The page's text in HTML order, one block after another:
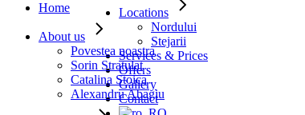
Locations
Nordului
Stejarii
Services & Prices
Offers
Gallery
Contact
Home
About us
Povestea noastra
Sorin Stratulat
Catalina Stoica
Alexandru Abagiu